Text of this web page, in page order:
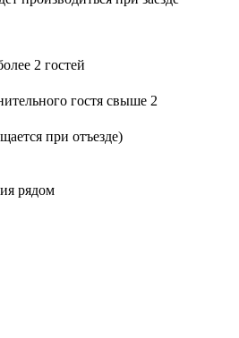
2 гостей
гостя свыше 2
при отъезде)
рядом